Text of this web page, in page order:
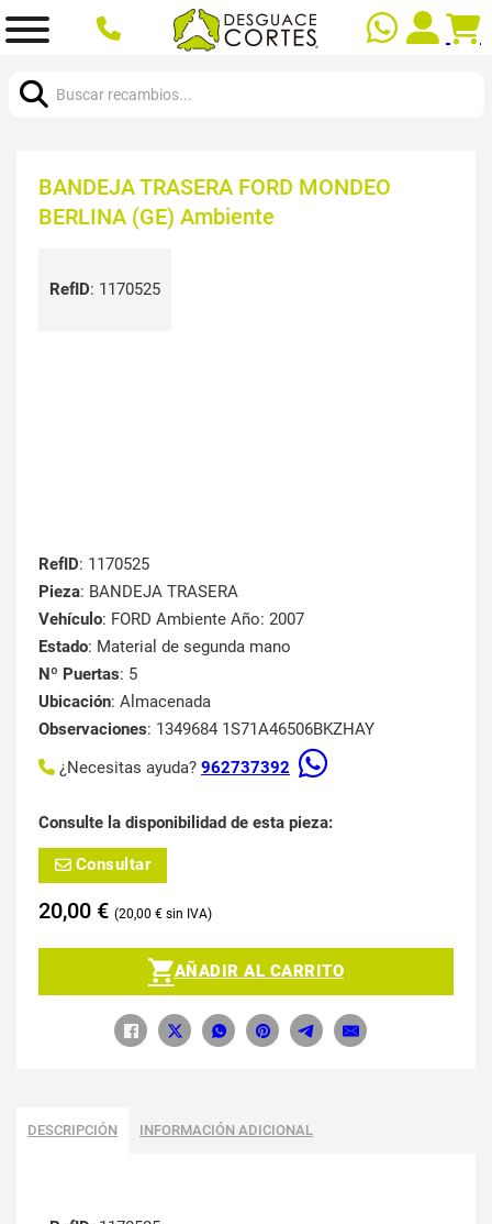
BANDEJA TRASERA FORD MONDEO
BERLINA (GE) Ambiente
RefID: 1170525
RefID: 1170525
Pieza: BANDEJA TRASERA
Vehículo: FORD Ambiente Año: 2007
Estado: Material de segunda mano
Nº Puertas: 5
Ubicación: Almacenada
Observaciones: 1349684 1S71A46506BKZHAY
¿Necesitas ayuda? 962737392
Consulte la disponibilidad de esta pieza:
Consultar
20,00 € 20,00 €
AÑADIR AL CARRITO
DESCRIPCIÓN INFORMACIÓN ADICIONAL